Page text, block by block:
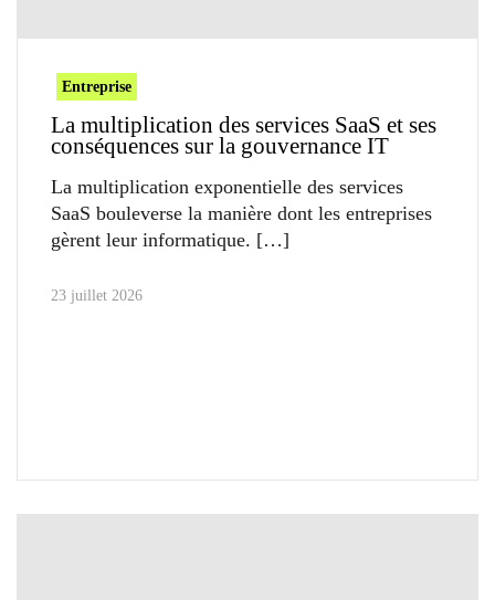
Entreprise
La multiplication des services SaaS et ses
conséquences sur la gouvernance IT
La multiplication exponentielle des services
SaaS bouleverse la manière dont les entreprises
gèrent leur informatique.
23 juillet 2026